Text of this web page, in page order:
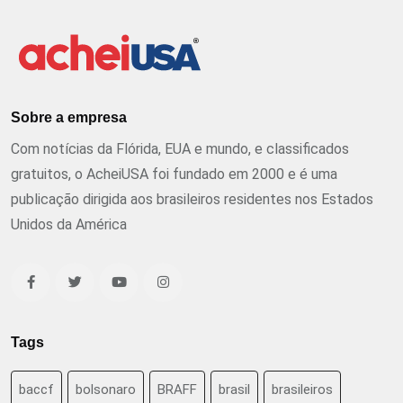
Sobre a empresa
Com notícias da Flórida, EUA e mundo, e classificados
gratuitos, o AcheiUSA foi fundado em 2000 e é uma
publicação dirigida aos brasileiros residentes nos Estados
Unidos da América
Tags
baccf bolsonaro BRAFF brasil brasileiros